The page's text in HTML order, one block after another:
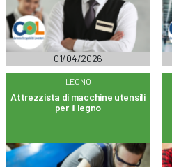
01/04/2026
LEGNO
Attrezzista di macchine utensili
per il legno